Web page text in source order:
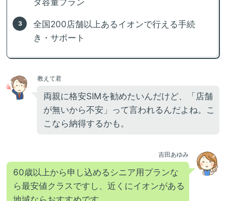
タ容量プラン
全国200店舗以上あるイオンで行える手続
き・サポート
教えて君
両親に格安SIMを勧めたいんだけど、「店舗
が無いから不安」って言われるんだよね。こ
こなら納得するかも。
吉田あゆみ
60歳以上から申し込めるシニア用プランな
ら最安値クラスですし、近くにイオンがある